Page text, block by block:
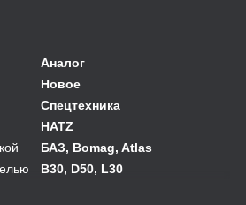
Аналог
Новое
Спецтехника
HATZ
БАЗ, Bomag, Atlas
B30, D50, L30